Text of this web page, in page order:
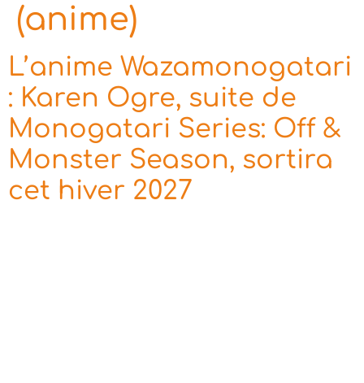
(anime)
L’anime Wazamonogatari
: Karen Ogre, suite de
Monogatari Series: Off &
Monster Season, sortira
cet hiver 2027